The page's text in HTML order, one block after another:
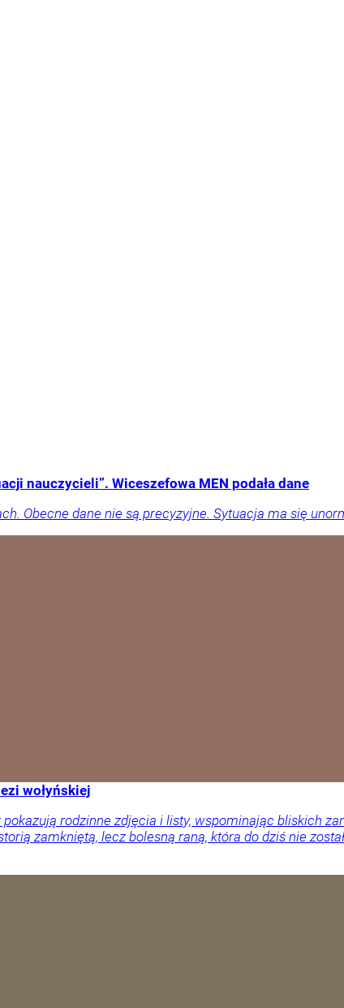
nauczycieli”. Wiceszefowa MEN podała dane
Obecne dane nie są precyzyjne. Sytuacja ma się
wołyńskiej
rodzinne zdjęcia i listy, wspominając bliskich
zamkniętą, lecz bolesną raną, która do dziś nie